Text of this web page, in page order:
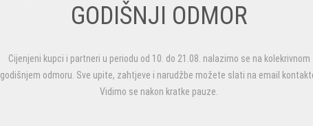
GODIŠNJI ODMOR
Cijenjeni kupci i partneri u periodu od 10. do 21.08. nalazimo se na kolekrivnom
godišnjem odmoru. Sve upite, zahtjeve i narudžbe možete slati na email
Vidimo se nakon kratke pauze.